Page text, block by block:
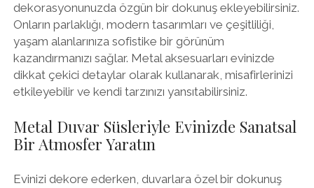
dekorasyonunuzda özgün bir dokunuş ekleyebilirsiniz.
Onların parlaklığı, modern tasarımları ve çeşitliliği,
yaşam alanlarınıza sofistike bir görünüm
kazandırmanızı sağlar. Metal aksesuarları evinizde
dikkat çekici detaylar olarak kullanarak, misafirlerinizi
etkileyebilir ve kendi tarzınızı yansıtabilirsiniz.
Metal Duvar Süsleriyle Evinizde Sanatsal
Bir Atmosfer Yaratın
Evinizi dekore ederken, duvarlara özel bir dokunuş